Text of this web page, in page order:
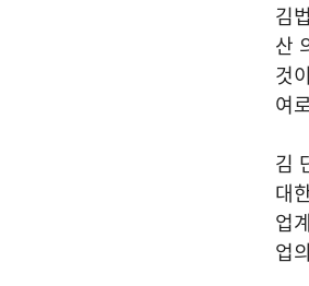
김
산
것
여
김
대
업
업